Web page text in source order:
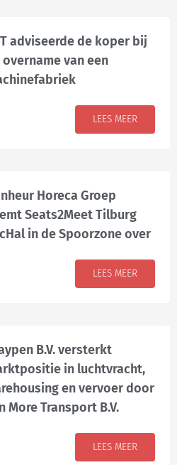
adviseerde de koper bij
van een
LEES MEER
Horeca Groep
Seats2Meet Tilburg
in de Spoorzone over
LEES MEER
B.V. versterkt
in luchtvracht,
en vervoer door
More Transport B.V.
LEES MEER